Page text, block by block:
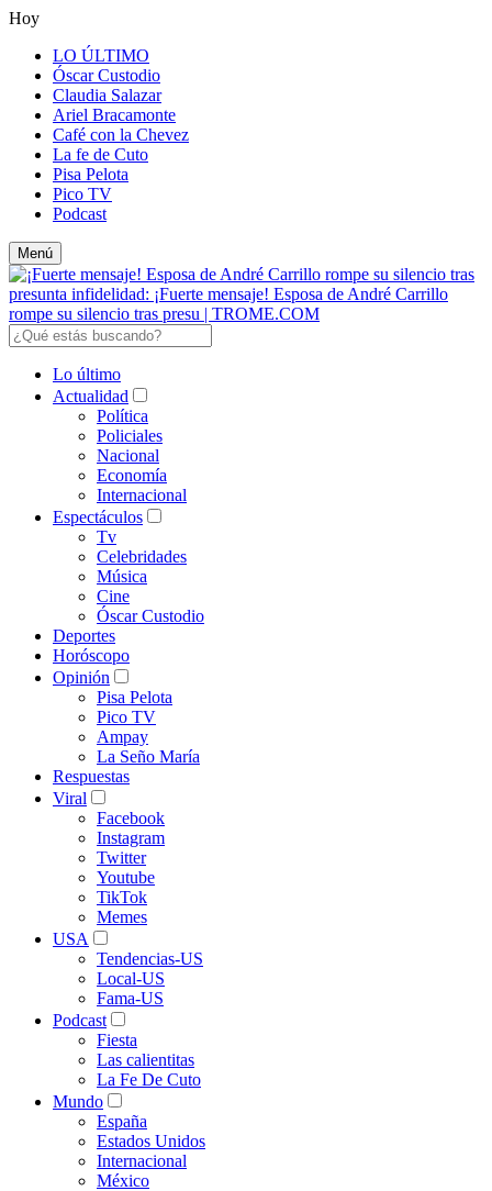
Hoy
LO ÚLTIMO
Óscar Custodio
Claudia Salazar
Ariel Bracamonte
Café con la Chevez
La fe de Cuto
Pisa Pelota
Pico TV
Podcast
Menú
Lo último
Actualidad
Política
Policiales
Nacional
Economía
Internacional
Espectáculos
Tv
Celebridades
Música
Cine
Óscar Custodio
Deportes
Horóscopo
Opinión
Pisa Pelota
Pico TV
Ampay
La Seño María
Respuestas
Viral
Facebook
Instagram
Twitter
Youtube
TikTok
Memes
USA
Tendencias-US
Local-US
Fama-US
Podcast
Fiesta
Las calientitas
La Fe De Cuto
Mundo
España
Estados Unidos
Internacional
México